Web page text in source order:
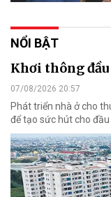
NỔI BẬT
Khơi thông
07/08/2026 20:57
Phát triển nhà ở cho
để tạo sức hút cho đầu